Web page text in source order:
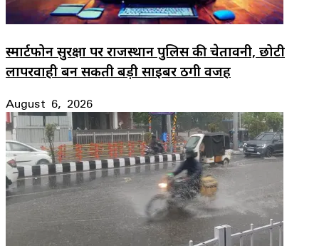
स्मार्टफोन सुरक्षा पर राजस्थान पुलिस की चेतावनी, छोटी
लापरवाही बन सकती बड़ी साइबर ठगी वजह
August 6, 2026